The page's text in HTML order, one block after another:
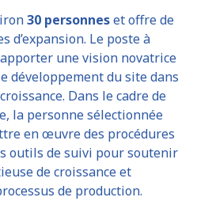
30 personneset offre de
d’expansion. Le poste à
une vision novatrice
développement du site dans
Dans le cadre de
la personne sélectionnée
en œuvre des procédures
outils de suivi pour soutenir
de croissance et
de production.